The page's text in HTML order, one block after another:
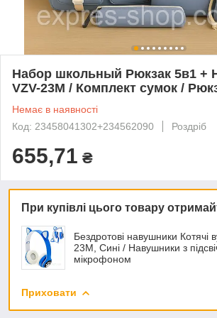
Набор школьный Рюкзак 5в1 +
VZV-23M / Комплект сумок /
Немає в наявності
Код: 23458041302+234562090
Роздріб
655,71 ₴
При купівлі цього товару
Бездротові навушники Котячі
23M, Сині / Навушники з
мікрофоном
Приховати